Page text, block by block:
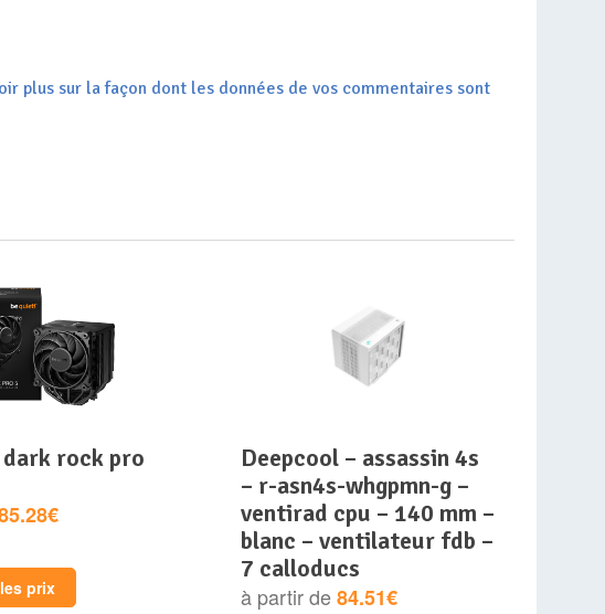
plus sur la façon dont les données de vos commentaires sont
prix
deepcool – assassin 4s
– r-asn4s-whgpmn-g –
ventirad cpu – 140 mm –
blanc – ventilateur fdb –
7 calloducs
à partir de84.51€